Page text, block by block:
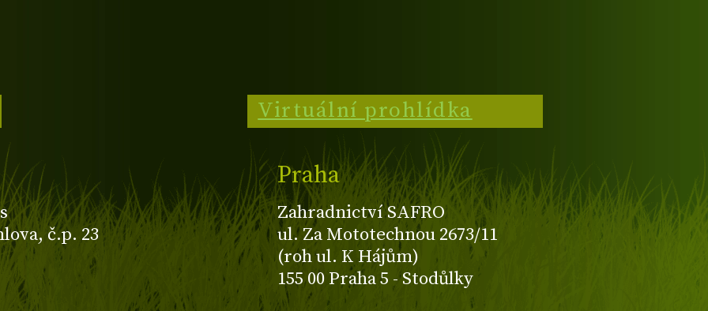
č.p. 23
Virtuální prohlídka
Praha
Zahradnictví SAFRO
ul. Za Mototechnou 2673/11
(roh ul. K Hájům)
155 00 Praha 5 - Stodůlky